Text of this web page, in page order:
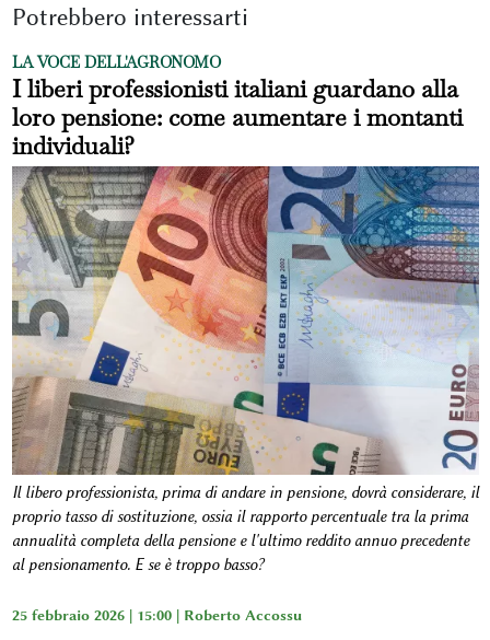
Potrebbero interessarti
LA VOCE DELL'AGRONOMO
I liberi professionisti italiani guardano alla
loro pensione: come aumentare i montanti
individuali?
Il libero professionista, prima di andare in pensione, dovrà considerare, il
proprio tasso di sostituzione, ossia il rapporto percentuale tra la prima
annualità completa della pensione e l'ultimo reddito annuo precedente
al pensionamento. E se è troppo basso?
25 febbraio 2026 | 15:00 | Roberto Accossu